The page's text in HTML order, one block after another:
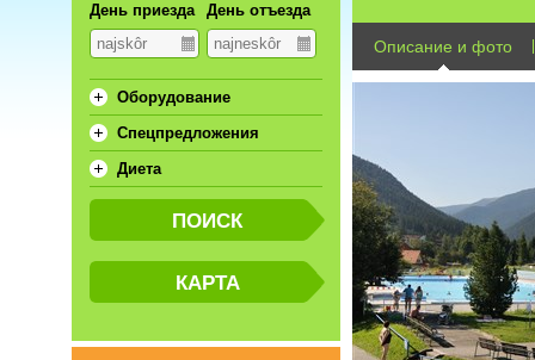
Описание и фото
День приезда День отъезда
Oборудование
Спецпредложения
Диета